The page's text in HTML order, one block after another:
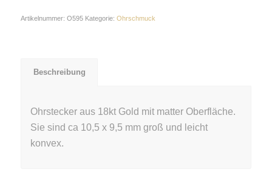
Artikelnummer: O595 Kategorie: Ohrschmuck
Beschreibung
Ohrstecker aus 18kt Gold mit matter Oberfläche.
Sie sind ca 10,5 x 9,5 mm groß und leicht
konvex.